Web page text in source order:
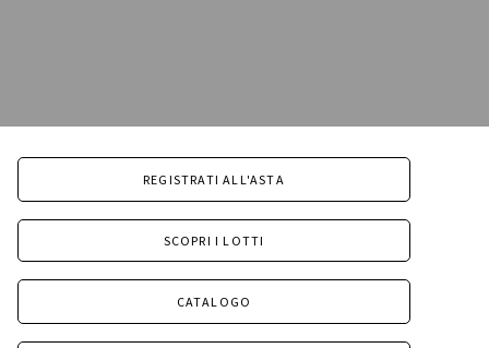
REGISTRATI ALL'ASTA
SCOPRI I LOTTI
CATALOGO